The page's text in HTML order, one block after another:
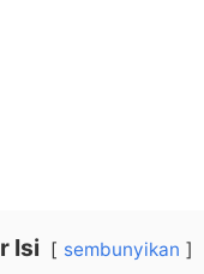
Isi sembunyikan